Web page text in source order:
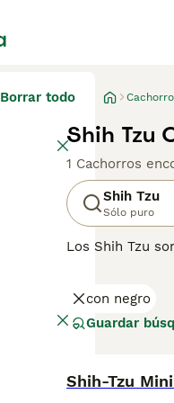
Borrar todo
Shih Tzu
1 Cachorros
Shih Tzu
Sólo puro
Los Shih Tzu
adaptables por
con negro
Guardar